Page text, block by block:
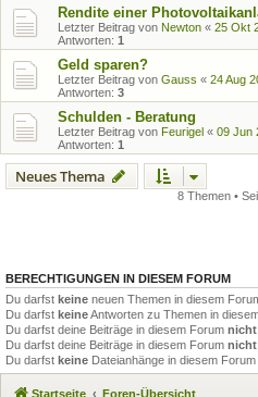
Rendite einer
Letzter Beitrag von Newton « 25 Okt
Antworten: 1
Geld sparen?
Letzter Beitrag von Gauss « 24 Aug
Antworten: 3
Schulden - Beratung
Letzter Beitrag von Feurigel « 09 Jun
Antworten: 1
Neues Thema
8 Themen •
BERECHTIGUNGEN IN DIESEM FORUM
Du darfst keine neuen Themen in diesem
Du darfst keineAntworten zu Themen in
Du darfst deine Beiträge in diesem Forum nicht
Du darfst deine Beiträge in diesem Forum nicht
Du darfst keine Dateianhänge in diesem Forum
Startseite Foren-Übersicht